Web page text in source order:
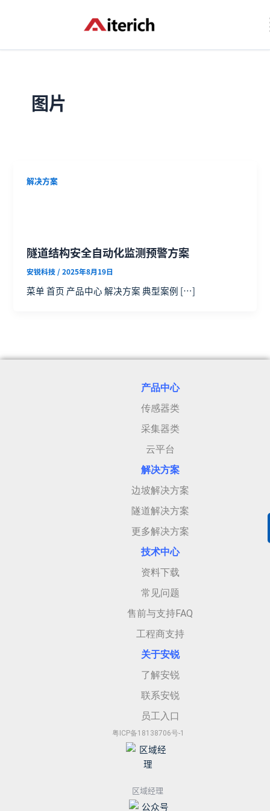
容
图片
解决方案
隧道结构安全自动化监测预警方案
安锐科技 /2025年8月19日
菜单 首页 产品中心 解决方案 典型案例 […]
产品中心
传感器类
采集器类
云平台
解决方案
边坡解决方案
隧道解决方案
更多解决方案
技术中心
资料下载
常见问题
售前与支持FAQ
工程商支持
关于安锐
了解安锐
联系安锐
员工入口
粤ICP备18138706号-1
区域经理